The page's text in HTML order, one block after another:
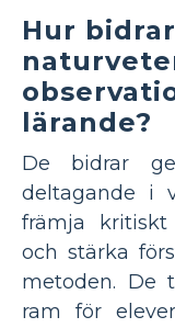
Hur
lärande?
De bidrar
deltagande i
främja kritiskt
och stärka
metoden. De
ram för